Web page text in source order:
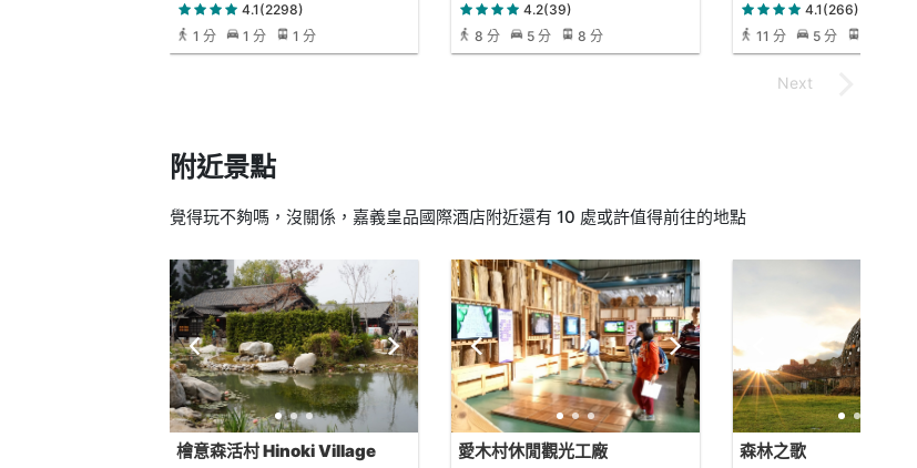
4.1(2298)
1 分
1 分 1 分
4.2(39)
8 分
5 分 8 分
4.1(266)
11 分
5 分
附近景點
覺得玩不夠嗎，沒關係，嘉義皇品國際酒店附近還有 10 處或許值得前往的地點
檜意森活村 Hinoki Village 愛木村休閒觀光工廠 森林之歌